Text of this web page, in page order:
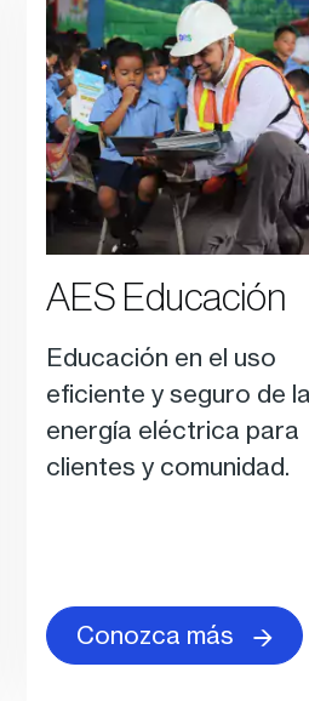
AES Educación
Educación en el uso
eficiente y seguro de la
energía eléctrica para
clientes y comunidad.
Conozca más